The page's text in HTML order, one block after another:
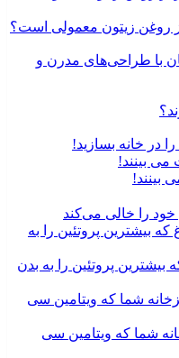
از روغن زیتون معمولی است؟
با طراحی‌های مدرن و
در خانه بسازید!
بینند!
خود را خالی می‌کند
پروتئین را به بدن
شما که ویتامین سی